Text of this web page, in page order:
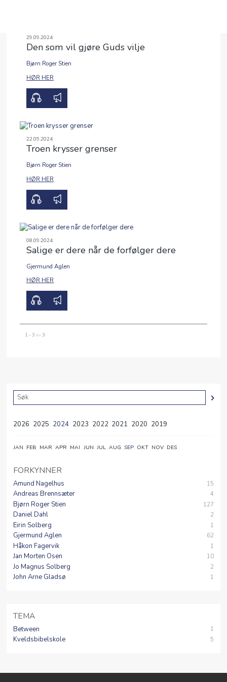
BLI MED
FRIBU
KALENDER
PODCAST
ANDAKTER
ENGLISH
29.09.2024
Den som vil gjøre Guds vilje
Bjørn Roger Stien
HØR HER
22.09.2024
Troen krysser grenser
Bjørn Roger Stien
HØR HER
08.09.2024
Salige er dere når de forfølger dere
Gjermund Aglen
HØR HER
1 - 3av 3
2026 2025 2024 2023 2022 2021 2020 2019
JAN FEB MAR APR MAI JUN JUL AUG SEP OKT NOV DES
FORKYNNER
Amund Nagelhus 15
Andreas Brennsæter 4
Bjørn Roger Stien 127
Daniel Dahl 2
Eirin Solberg 1
Gjermund Aglen 62
Håkon Fagervik 1
Jan Morten Osen 10
Jo Magnus Solberg 2
John Arne Gladsø 1
TEMA
Between 1
Kveldsbibelskole 5